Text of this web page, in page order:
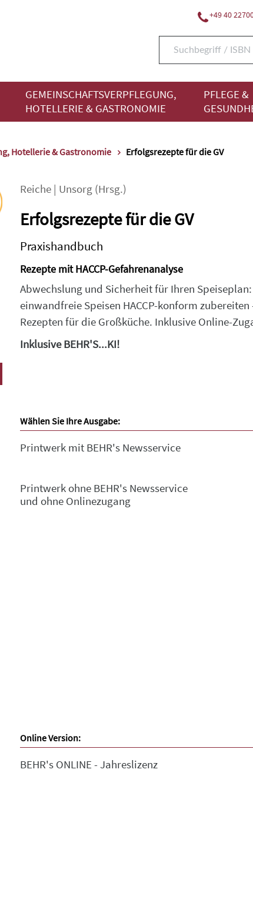
+49 40
GEMEINSCHAFTSVERPFLEGUNG,
HOTELLERIE & GASTRONOMIE
PFLEGE &
Hotellerie & Gastronomie Erfolgsrezepte für die GV
Reiche| Unsorg(Hrsg.)
Erfolgsrezepte für die GV
Praxishandbuch
Rezepte mit HACCP-Gefahrenanalyse
Abwechslung und Sicherheit für Ihren
einwandfreie Speisen HACCP-konform
Rezepten für die Großküche. Inklusive Online-
Inklusive BEHR'S...KI!
Wählen Sie Ihre Ausgabe:
Printwerk mit BEHR's Newsservice
Printwerk ohne BEHR's Newsservice
und ohne Onlinezugang
Online Version:
BEHR's ONLINE - Jahreslizenz